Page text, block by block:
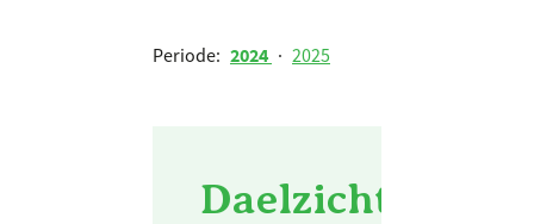
Periode: 2024 · 2025
Daelzicht - 't